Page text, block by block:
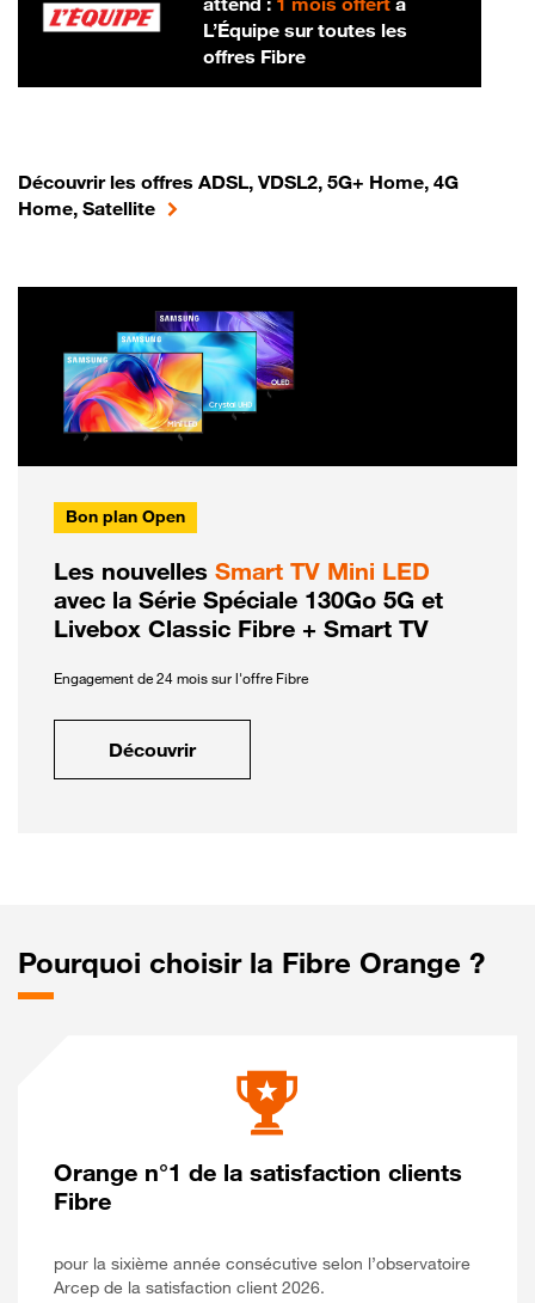
L’Équipe sur toutes les
offres Fibre
Découvrir les offres ADSL, VDSL2, 5G+ Home, 4G
Home, Satellite
Bon plan Open
Les nouvelles Smart TV Mini LED
avec la Série Spéciale 130Go 5G et
Livebox Classic Fibre + Smart TV
Engagement de 24 mois sur l'offre Fibre
Découvrir
Pourquoi choisir la Fibre Orange ?
Orange n°1 de la satisfaction clients
Fibre
pour la sixième année consécutive selon l’observatoire
Arcep de la satisfaction client 2026.